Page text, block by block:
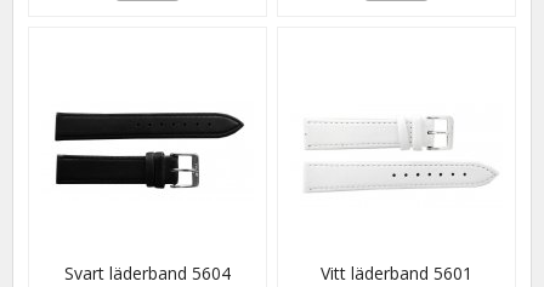
Svart läderband 5604 Vitt läderband 5601